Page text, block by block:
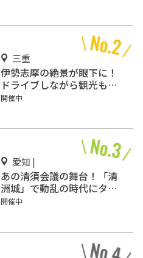
三重
伊勢志摩の絶景が眼下に！
ドライブしながら観光もで
きる「伊勢志摩スカイライ
開催中
愛知 |
あの清須会議の舞台！「清
洲城」で動乱の時代にタイ
ムスリップ!?
開催中